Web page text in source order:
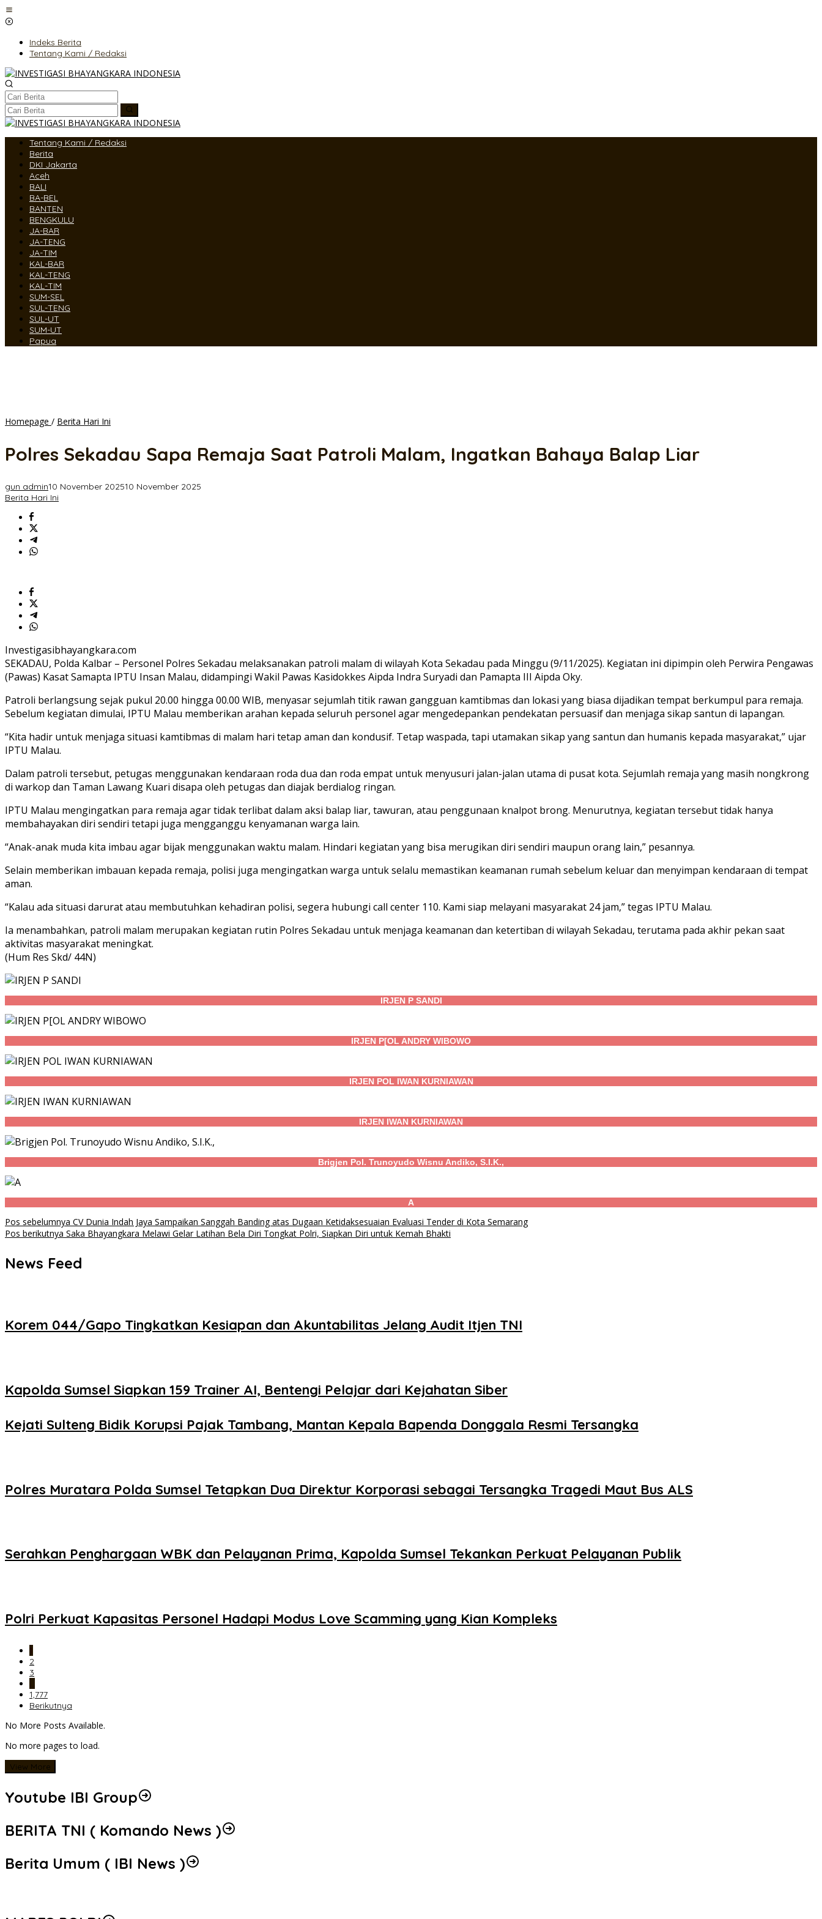
Lewati
ke
Indeks Berita
Tentang Kami / Redaksi
Tentang Kami / Redaksi
Berita
DKI Jakarta
Aceh
BALI
BA-BEL
BANTEN
BENGKULU
JA-BAR
JA-TENG
JA-TIM
KAL-BAR
KAL-TENG
KAL-TIM
SUM-SEL
SUL-TENG
SUL-UT
SUM-UT
Papua
Homepage / Berita Hari Ini
Remaja
Malam,
Polres Sekadau Sapa Remaja Saat Patroli Malam, Ingatkan Bahaya Balap Liar
gun admin10 November 202510 November 2025
Berita Hari Ini
Investigasibhayangkara.com
SEKADAU, Polda Kalbar – Personel Polres Sekadau melaksanakan patroli malam di wilayah Kota Sekadau pada Minggu (9/11/2025). Kegiatan ini dipimpin oleh Perwira Pengawas
(Pawas) Kasat Samapta IPTU Insan Malau, didampingi Wakil Pawas Kasidokkes Aipda Indra Suryadi dan Pamapta III Aipda Oky.
Patroli berlangsung sejak pukul 20.00 hingga 00.00 WIB, menyasar sejumlah titik rawan gangguan kamtibmas dan lokasi yang biasa dijadikan tempat berkumpul para remaja.
Sebelum kegiatan dimulai, IPTU Malau memberikan arahan kepada seluruh personel agar mengedepankan pendekatan persuasif dan menjaga sikap santun di lapangan.
“Kita hadir untuk menjaga situasi kamtibmas di malam hari tetap aman dan kondusif. Tetap waspada, tapi utamakan sikap yang santun dan humanis kepada masyarakat,” ujar
IPTU Malau.
Dalam patroli tersebut, petugas menggunakan kendaraan roda dua dan roda empat untuk menyusuri jalan-jalan utama di pusat kota. Sejumlah remaja yang masih nongkrong
di warkop dan Taman Lawang Kuari disapa oleh petugas dan diajak berdialog ringan.
IPTU Malau mengingatkan para remaja agar tidak terlibat dalam aksi balap liar, tawuran, atau penggunaan knalpot brong. Menurutnya, kegiatan tersebut tidak hanya
membahayakan diri sendiri tetapi juga mengganggu kenyamanan warga lain.
“Anak-anak muda kita imbau agar bijak menggunakan waktu malam. Hindari kegiatan yang bisa merugikan diri sendiri maupun orang lain,” pesannya.
Selain memberikan imbauan kepada remaja, polisi juga mengingatkan warga untuk selalu memastikan keamanan rumah sebelum keluar dan menyimpan kendaraan di tempat
aman.
“Kalau ada situasi darurat atau membutuhkan kehadiran polisi, segera hubungi call center 110. Kami siap melayani masyarakat 24 jam,” tegas IPTU Malau.
Ia menambahkan, patroli malam merupakan kegiatan rutin Polres Sekadau untuk menjaga keamanan dan ketertiban di wilayah Sekadau, terutama pada akhir pekan saat
aktivitas masyarakat meningkat.
(Hum Res Skd/ 44N)
IRJEN P SANDI
IRJEN P[OL ANDRY WIBOWO
IRJEN POL IWAN KURNIAWAN
IRJEN IWAN KURNIAWAN
Brigjen Pol. Trunoyudo Wisnu Andiko, S.I.K.,
A
Navigasi
Pos sebelumnya CV Dunia Indah Jaya Sampaikan Sanggah Banding atas Dugaan Ketidaksesuaian Evaluasi Tender di Kota Semarang
Pos berikutnya Saka Bhayangkara Melawi Gelar Latihan Bela Diri Tongkat Polri, Siapkan Diri untuk Kemah Bhakti
News Feed
Korem 044/Gapo Tingkatkan Kesiapan dan Akuntabilitas Jelang Audit Itjen TNI
Kapolda Sumsel Siapkan 159 Trainer AI, Bentengi Pelajar dari Kejahatan Siber
Kejati Sulteng Bidik Korupsi Pajak Tambang, Mantan Kepala Bapenda Donggala Resmi Tersangka
Polres Muratara Polda Sumsel Tetapkan Dua Direktur Korporasi sebagai Tersangka Tragedi Maut Bus ALS
Serahkan Penghargaan WBK dan Pelayanan Prima, Kapolda Sumsel Tekankan Perkuat Pelayanan Publik
Polri Perkuat Kapasitas Personel Hadapi Modus Love Scamming yang Kian Kompleks
2
3
1,777
Berikutnya
No More Posts Available.
No more pages to load.
View More
Youtube IBI Group
BERITA TNI ( Komando News )
Berita Umum ( IBI News )